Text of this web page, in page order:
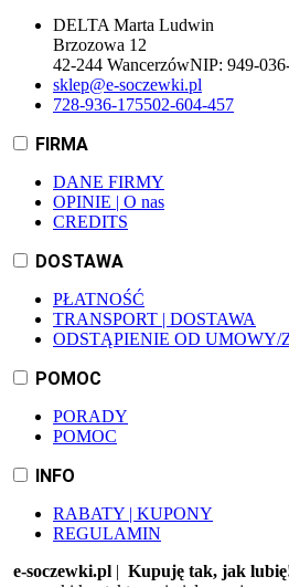
DELTA Marta Ludwin
Brzozowa 12
42-244 WancerzówNIP: 949-
sklep@e-soczewki.pl
728-936-175502-604-457
FIRMA
DANE FIRMY
OPINIE | O nas
CREDITS
DOSTAWA
PŁATNOŚĆ
TRANSPORT | DOSTAWA
ODSTĄPIENIE OD UMOWY/
POMOC
PORADY
POMOC
INFO
RABATY | KUPONY
REGULAMIN
e-soczewki.pl | Kupuję tak, jak